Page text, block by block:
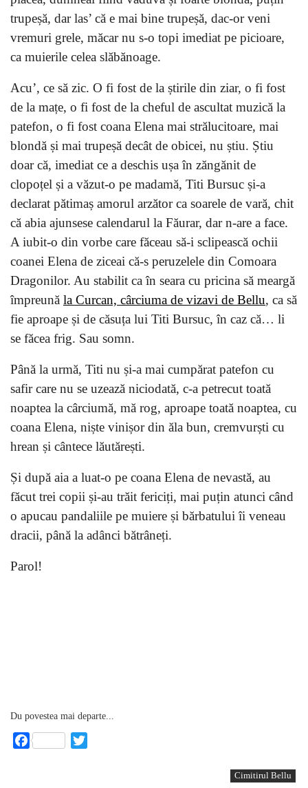
trupeșă, dar las’ că e mai bine trupeșă, dac-or veni
vremuri grele, măcar nu s-o topi imediat pe picioare,
ca muierile celea slăbănoage.
Acu’, ce să zic. O fi fost de la știrile din ziar, o fi fost
de la mațe, o fi fost de la cheful de ascultat muzică la
patefon, o fi fost coana Elena mai strălucitoare, mai
blondă și mai trupeșă decât de obicei, nu știu. Știu
doar că, imediat ce a deschis ușa în zăngănit de
clopoțel și a văzut-o pe madamă, Titi Bursuc și-a
declarat pătimaș amorul arzător ca soarele de vară, chit
că abia ajunsese calendarul la Făurar, dar n-are a face.
A iubit-o din vorbe care făceau să-i sclipească ochii
coanei Elena de ziceai că-s peruzelele din Comoara
Dragonilor. Au stabilit ca în seara cu pricina să meargă
împreună la Curcan, cârciuma de vizavi de Bellu, ca să
fie aproape și de căsuța lui Titi Bursuc, în caz că… li
se făcea frig. Sau somn.
Până la urmă, Titi nu și-a mai cumpărat patefon cu
safir care nu se uzează niciodată, c-a petrecut toată
noaptea la cârciumă, mă rog, aproape toată noaptea, cu
coana Elena, niște vinișor din ăla bun, cremvurști cu
hrean și cântece lăutărești.
Și după aia a luat-o pe coana Elena de nevastă, au
făcut trei copii și-au trăit fericiți, mai puțin atunci când
o apucau pandaliile pe muiere și bărbatului îi veneau
dracii, până la adânci bătrâneți.
Parol!
Du povestea mai departe...
Facebook
Cimitirul Bellu